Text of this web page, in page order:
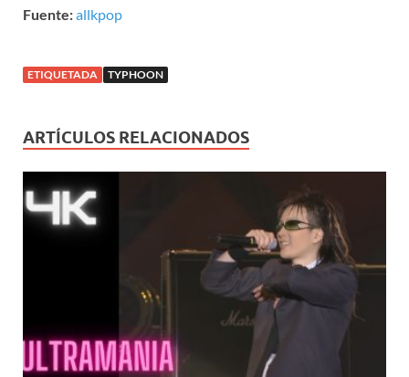
Fuente:allkpop
ETIQUETADA TYPHOON
ARTÍCULOS RELACIONADOS